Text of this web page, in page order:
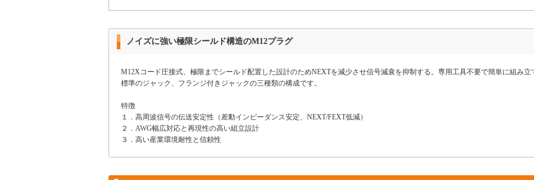
ノイズに強い極限シールド構造のM12プラグ
M12Xコード圧接式、極限までシールド配置した設計のためNEXTを減少させ信号減衰を抑制する。専用工具不要で簡単に組み立
標準のジャック、フランジ付きジャックの三種類の構成です。
特徴
１．高周波信号の伝送安定性（差動インピーダンス安定、NEXT/FEXT低減）
２．AWG幅広対応と再現性の高い組立設計
３．高い産業環境耐性と信頼性